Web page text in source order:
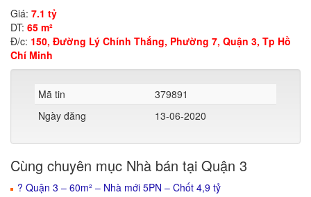
Giá: 7.1 tỷ
DT: 65 m²
Đ/c: 150, Đường Lý Chính Thắng, Phường 7, Quận 3, Tp Hồ
Chí Minh
Mã tin
379891
Ngày đăng
13-06-2020
Cùng chuyên mục Nhà bán tại Quận 3
? Quận 3 – 60m² – Nhà mới 5PN – Chốt 4,9 tỷ